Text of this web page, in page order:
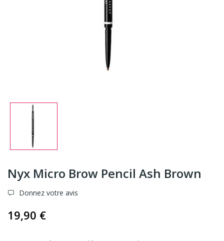
Nyx Micro Brow Pencil Ash Brown
Donnez votre avis
19,90 €